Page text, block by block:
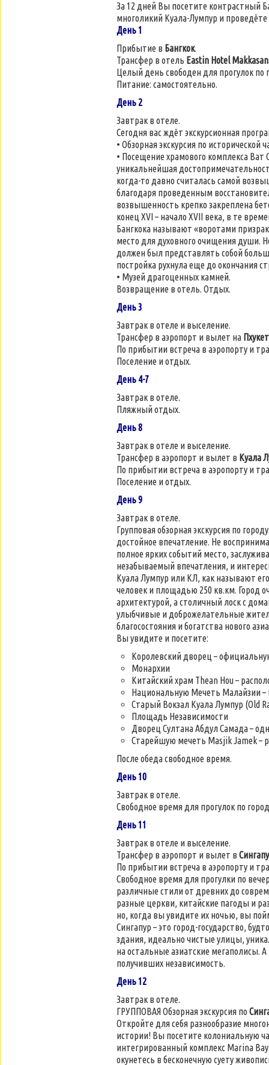
За 12 дней Вы посетите контрастный
многоликий Куала-Лумпур и проведёте
День 1
Прибытие в Бангкок.
Трансфер в отель Eastin Hotel
Целый день свободен для прогулок по
Питание: самостоятельно.
День 2
Завтрак в отеле.
Сегодня вас ждёт экскурсионная
• Обзорная экскурсия по исторической
• Посещение храмового комплекса Ват
уникальнейшая
когда-то давно считалась самой
благодаря проведенным
возвышенность крепко закреплена
конец XVI – начало XVII века, в те
Бангкока называют «воротами
место для духовного очищения души.
должен был представлять собой
постройка рухнула еще до окончания
• Музей драгоценных камней.
Возвращение в отель. Отдых.
День 3
Завтрак в отеле и выселение.
Трансфер в аэропорт и вылет на Пхукет
По прибытии встреча в аэропорту и
Поселение и отдых.
День 4-7
Завтрак в отеле.
Пляжный отдых.
День 8
Завтрак в отеле и выселение.
Трансфер в аэропорт и вылет в Куала
По прибытии встреча в аэропорту и
Поселение и отдых.
День 9
Завтрак в отеле.
Групповая обзорная экскурсия по
достойное впечатление. Не
полное ярких событий место,
незабываемый впечатления, и
Куала Лумпур или КЛ, как называют
человек и площадью 250 кв.км. Город
архитектурой, а столичный лоск с
улыбчивые и доброжелательные
благосостояния и богатства нового
Вы увидите и посетите:
Королевский дворец –
Монархии
Китайский храм Thean Hou –
Национальную Мечеть Малайзии –
Старый Вокзал Куала Лумпур (Old
Площадь Независимости
Дворец Султана Абдул Самада –
Старейшую мечеть Masjik Jamek –
После обеда свободное время.
День 10
Завтрак в отеле.
Свободное время для прогулок по
День 11
Завтрак в отеле и выселение.
Трансфер в аэропорт и вылет в
По прибытии встреча в аэропорту и
Свободное время для прогулки по
различные стили от древних до
разные церкви, китайские пагоды и
но, когда вы увидите их ночью, вы
Сингапур – это город-государство,
здания, идеально чистые улицы,
на остальные азиатские мегаполисы.
получивших независимость.
День 12
Завтрак в отеле.
ГРУППОВАЯ Обзорная экскурсия по
Откройте для себя разнообразие
истории! Вы посетите колониальную
интегрированный комплекс Marina
окунетесь в бесконечную суету